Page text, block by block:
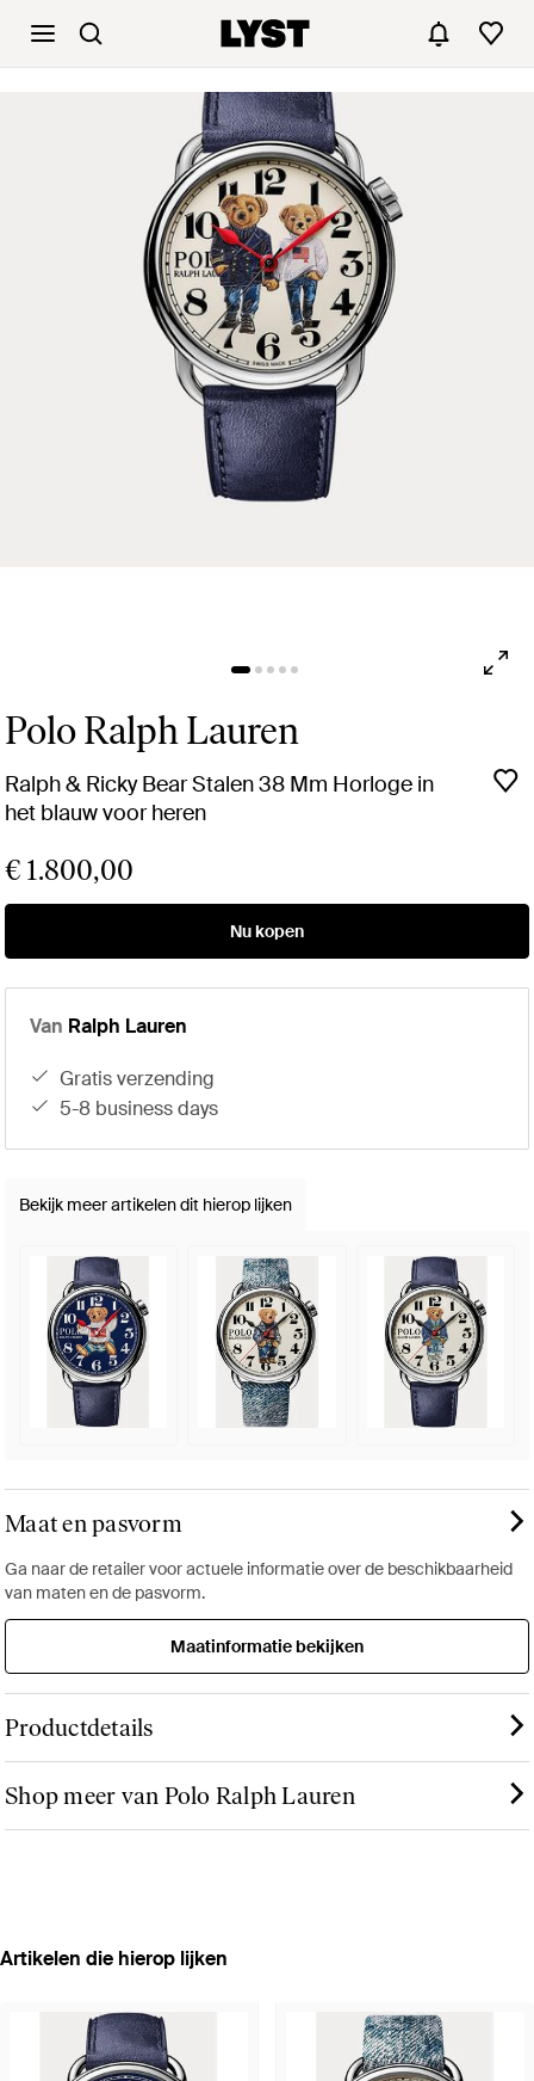
Polo Ralph Lauren
Ralph & Ricky Bear Stalen 38 Mm Horloge in
het blauw voor heren
€ 1.800,00
Nu kopen
Van Ralph Lauren
gratis verzending
5-8 business days
Bekijk meer artikelen dit hierop lijken
Maat en pasvorm
Ga naar de retailer voor actuele informatie over de beschikbaarheid
van maten en de pasvorm.
Maatinformatie bekijken
Productdetails
Shop meer van Polo Ralph Lauren
Artikelen die hierop lijken